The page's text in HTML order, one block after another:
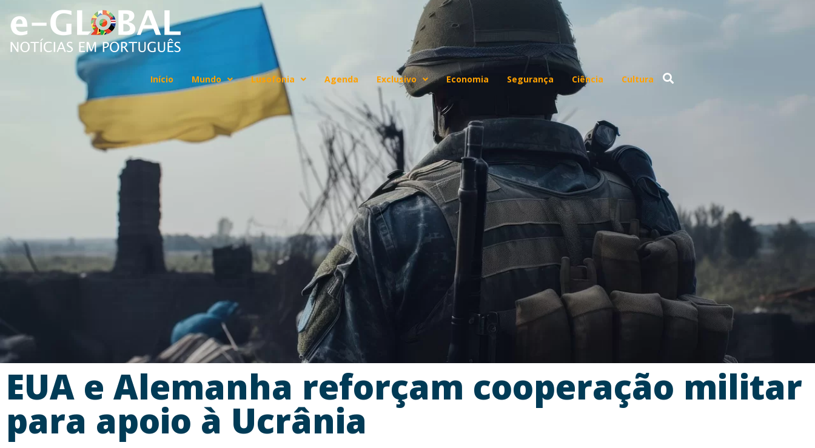
Início Mundo Lusofonia Agenda Exclusivo Economia Segurança Ciência Cultura
EUA e Alemanha reforçam cooperação militar
para apoio à Ucrânia